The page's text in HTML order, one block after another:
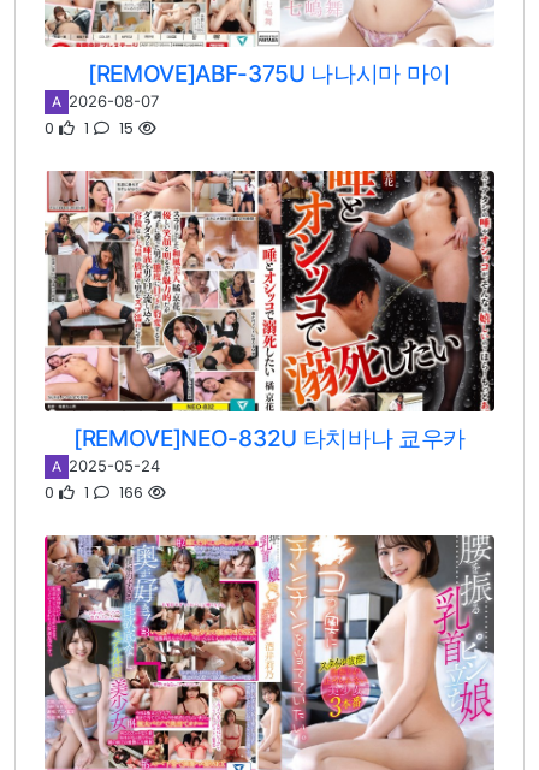
[REMOVE]ABF-375U 나나시마 마이
A 2026-08-07
0 1 15
[REMOVE]NEO-832U 타치바나 쿄우카
A 2025-05-24
0 1 166